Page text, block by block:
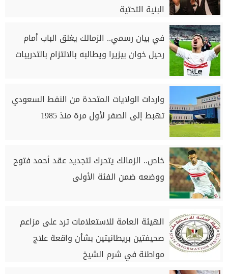
البنية التحتية
في بيان رسمي.. الزمالك يغلق الباب أمام
رحيل خوان بيزيرا ويطالبه بالالتزام بالتدريبات
واردات الولايات المتحدة من النفط السعودي
تهبط إلى الصفر لأول مرة منذ 1985
خاص.. الزمالك يتحرك لتجديد عقد أحمد فتوح
ووضعه ضمن الفئة الأولى
الهيئة العامة للاستعلامات ترد على مزاعم
صحيفتين بريطانيتين بشأن واقعة علاج
مواطنة في شرم الشيخ